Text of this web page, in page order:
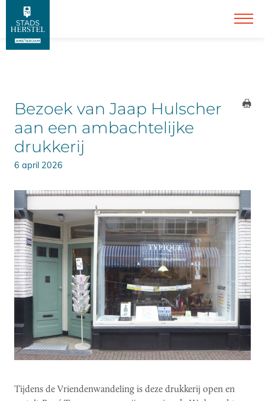
Bezoek van Jaap Hulscher
aan een ambachtelijke
drukkerij
6 april 2026
Tijdens de Vriendenwandeling is deze drukkerij open en